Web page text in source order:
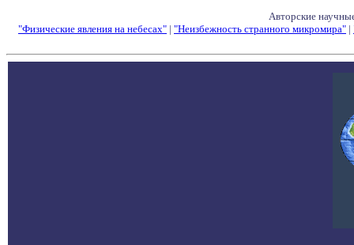
Авторские
"Физические явления на небесах" | "Неизбежность странного микромира" |